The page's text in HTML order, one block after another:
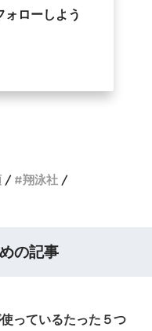
ォローしよう
翔泳社
の記事
っているたった５つ